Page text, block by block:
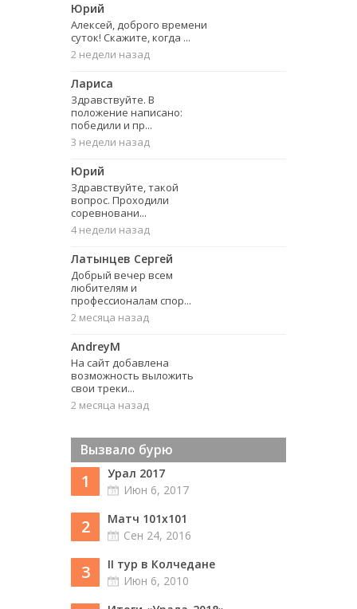
Юрий
Алексей, доброго времени
суток! Скажите, когда ...
2 недели назад
Лариса
Здравствуйте. В
положение написано:
победили и пр...
3 недели назад
Юрий
Здравствуйте, такой
вопрос. Проходили
соревновани...
4 недели назад
Латынцев Сергей
Добрый вечер всем
любителям и
профессионалам спор...
2 месяца назад
AndreyM
На сайт добавлена
возможность выложить
свои треки...
2 месяца назад
Вызвало бурю
1
Урал 2017
Июн 6, 2017
2
Матч 101х101
Сен 24, 2016
3
II тур в Колчедане
Июн 6, 2010